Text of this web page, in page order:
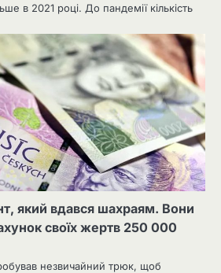
в 2021 році. До пандемії кількість
який вдався шахраям. Вони
своїх жертв 250 000
незвичайний трюк, щоб